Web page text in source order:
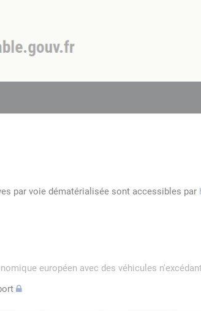
par voie dématérialisée sont accessibles par
européen avec des véhicules